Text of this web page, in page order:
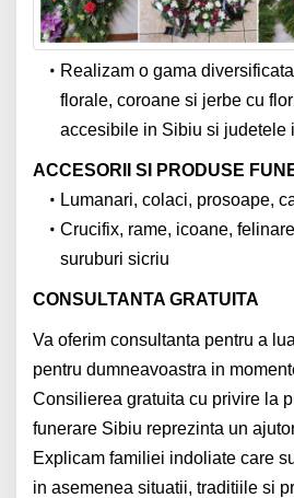
Realizam o gama
florale, coroane si jerbe cu
accesibile in Sibiu si judetele
ACCESORII SI PRODUSE
Lumanari, colaci, prosoape,
Crucifix, rame, icoane,
suruburi sicriu
CONSULTANTA GRATUITA
Va oferim consultanta pentru a
pentru dumneavoastra in
Consilierea gratuita cu privire la
funerare Sibiu reprezinta un
Explicam familiei indoliate care
in asemenea situatii, traditiile si